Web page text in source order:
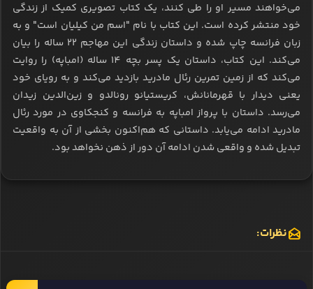
می‌خواهند مسیر او را طی کنند، یک کتاب تصویری کمیک از زندگی
خود منتشر کرده است. این کتاب با نام "اسم من کیلیان است" و به
زبان فرانسه چاپ شده و داستان زندگی این مهاجم 22 ساله را بیان
می‌کند. این کتاب، داستان یک پسر بچه 14 ساله (امباپه) را روایت
می‌کند که از زمین تمرین رئال مادرید بازدید می‌کند و به رویای خود
یعنی دیدار با قهرمانانش، کریستیانو رونالدو و زین‌الدین زیدان
می‌رسد. داستان با پرواز امباپه به فرانسه و کنجکاوی در مورد رئال
مادرید ادامه می‌یابد. داستانی که هم‌اکنون بخشی از آن به واقعیت
تبدیل شده و واقعی شدن ادامه آن دور از ذهن نخواهد بود.
نظرات: